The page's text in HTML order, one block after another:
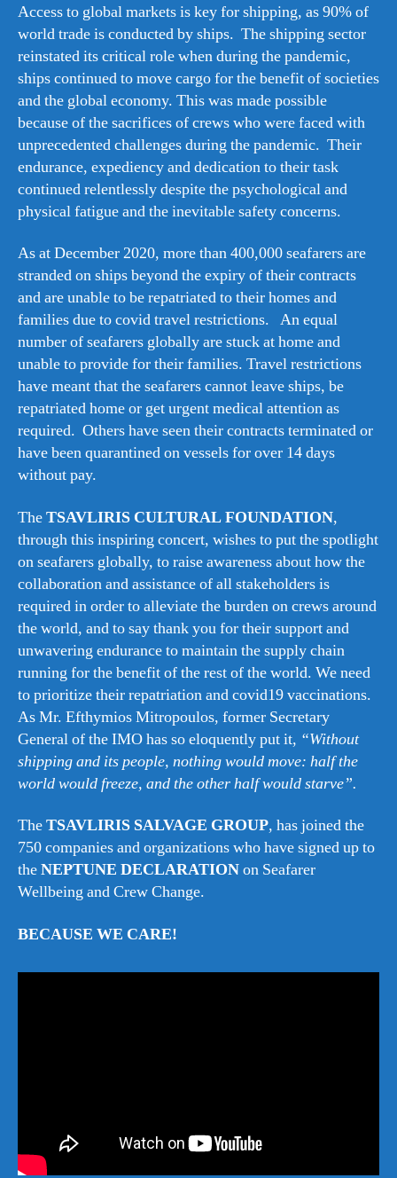
Access to global markets is key for shipping, as 90% of
world trade is conducted by ships. The shipping sector
reinstated its critical role when during the pandemic,
ships continued to move cargo for the benefit of societies
and the global economy. This was made possible
because of the sacrifices of crews who were faced with
unprecedented challenges during the pandemic. Their
endurance, expediency and dedication to their task
continued relentlessly despite the psychological and
physical fatigue and the inevitable safety concerns.
As at December 2020, more than 400,000 seafarers are
stranded on ships beyond the expiry of their contracts
and are unable to be repatriated to their homes and
families due to covid travel restrictions. An equal
number of seafarers globally are stuck at home and
unable to provide for their families. Travel restrictions
have meant that the seafarers cannot leave ships, be
repatriated home or get urgent medical attention as
required. Others have seen their contracts terminated or
have been quarantined on vessels for over 14 days
without pay.
TheTSAVLIRIS CULTURAL FOUNDATION,
through this inspiring concert, wishes to put the spotlight
on seafarers globally, to raise awareness about how the
collaboration and assistance of all stakeholders is
required in order to alleviate the burden on crews around
the world, and to say thank you for their support and
unwavering endurance to maintain the supply chain
running for the benefit of the rest of the world. We need
to prioritize their repatriation and covid19 vaccinations.
As Mr. Efthymios Mitropoulos, former Secretary
General of the IMO has so eloquently put it, “Without
shipping and its people, nothing would move: half the
world would freeze, and the other half would starve”.
TheTSAVLIRIS SALVAGE GROUP, has joined the
750 companies and organizations who have signed up to
theNEPTUNE DECLARATIONon Seafarer
Wellbeing and Crew Change.
BECAUSE WE CARE!